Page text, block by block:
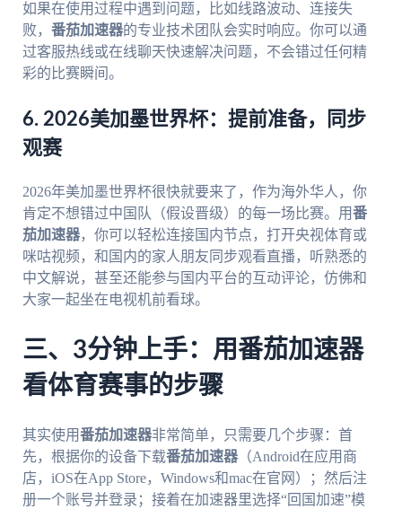
如果在使用过程中遇到问题，比如线路波动、连接失
败， 番茄加速器的专业技术团队会实时响应。你可以通
过客服热线或在线聊天快速解决问题，不会错过任何精
彩的比赛瞬间。
6. 2026美加墨世界杯：提前准备，同步
观赛
2026年美加墨世界杯很快就要来了，作为海外华人，你
肯定不想错过中国队（假设晋级）的每一场比赛。用番
茄加速器，你可以轻松连接国内节点，打开央视体育或
咪咕视频，和国内的家人朋友同步观看直播，听熟悉的
中文解说，甚至还能参与国内平台的互动评论，仿佛和
大家一起坐在电视机前看球。
三、3分钟上手：用番茄加速器
看体育赛事的步骤
其实使用番茄加速器非常简单，只需要几个步骤：首
先，根据你的设备下载番茄加速器（Android在应用商
店，iOS在App Store，Windows和mac在官网）；然后注
册一个账号并登录；接着在加速器里选择“回国加速”模